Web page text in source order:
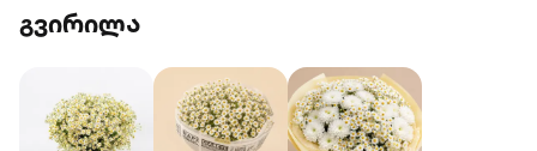
გვირილა